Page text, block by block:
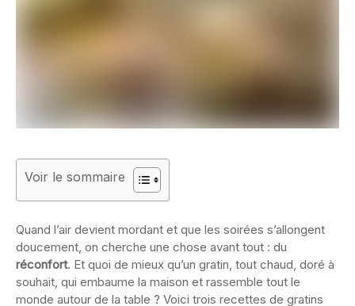
Voir le sommaire
Quand l’air devient mordant et que les soirées s’allongent
doucement, on cherche une chose avant tout : du
réconfort. Et quoi de mieux qu’un gratin, tout chaud, doré à
souhait, qui embaume la maison et rassemble tout le
monde autour de la table ? Voici trois recettes de gratins